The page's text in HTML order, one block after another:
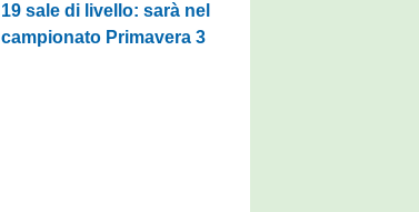
19 sale di livello: sarà nel
campionato Primavera 3